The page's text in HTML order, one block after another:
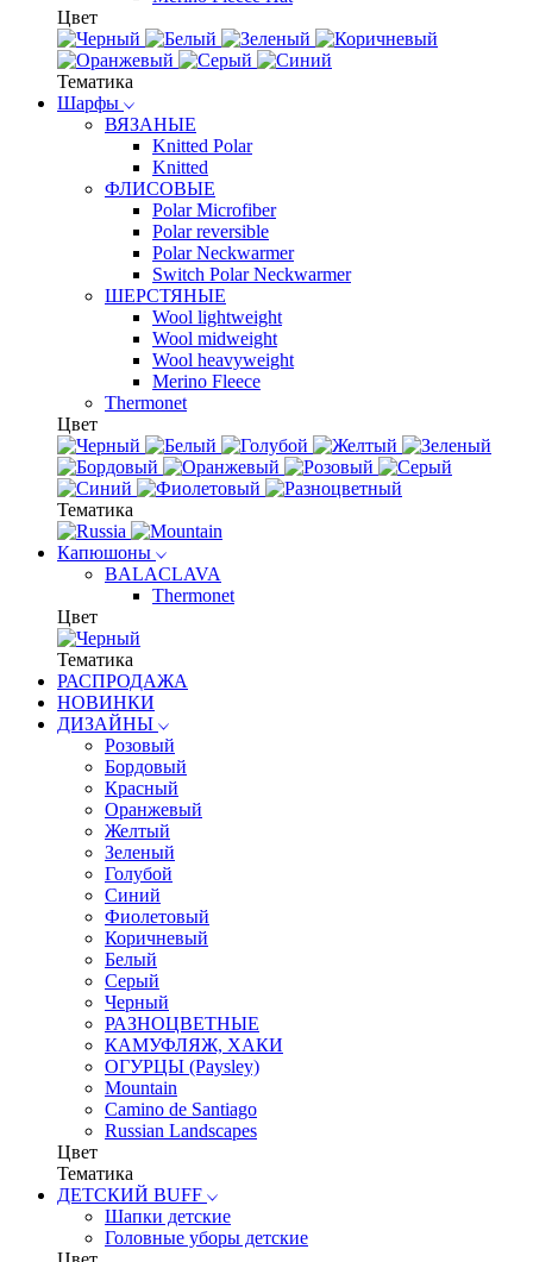
Цвет
Тематика
Шарфы
ВЯЗАНЫЕ
Knitted Polar
Knitted
ФЛИСОВЫЕ
Polar Microfiber
Polar reversible
Polar Neckwarmer
Switch Polar Neckwarmer
ШЕРСТЯНЫЕ
Wool lightweight
Wool midweight
Wool heavyweight
Merino Fleece
Thermonet
Цвет
Тематика
Капюшоны
BALACLAVA
Thermonet
Цвет
Тематика
РАСПРОДАЖА
НОВИНКИ
ДИЗАЙНЫ
Розовый
Бордовый
Красный
Оранжевый
Желтый
Зеленый
Голубой
Синий
Фиолетовый
Коричневый
Белый
Серый
Черный
РАЗНОЦВЕТНЫЕ
КАМУФЛЯЖ, ХАКИ
ОГУРЦЫ (Paysley)
Mountain
Camino de Santiago
Russian Landscapes
Цвет
Тематика
ДЕТСКИЙ BUFF
Шапки детские
Головные уборы детские